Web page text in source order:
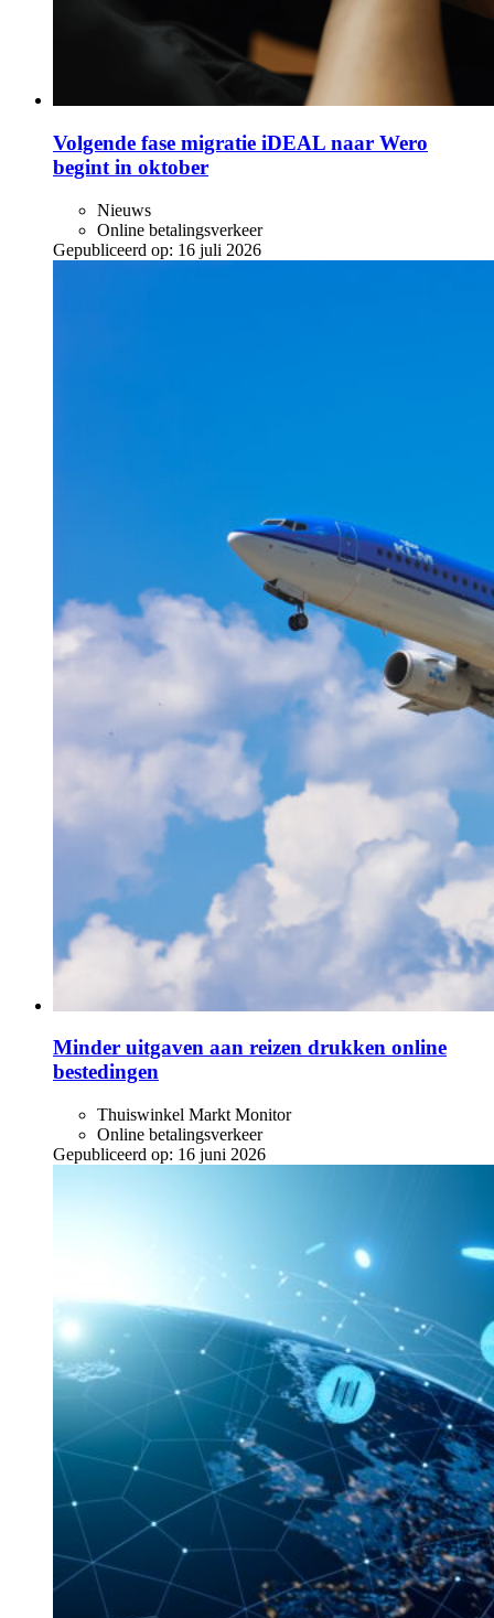
Volgende fase migratie iDEAL naar Wero
begint in oktober
Nieuws
Online betalingsverkeer
Gepubliceerd op: 16 juli 2026
Minder uitgaven aan reizen drukken online
bestedingen
Thuiswinkel Markt Monitor
Online betalingsverkeer
Gepubliceerd op: 16 juni 2026